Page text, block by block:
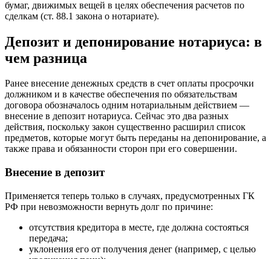
бумаг, движимых вещей в целях обеспечения расчетов по
сделкам (ст. 88.1 закона о нотариате).
Депозит и депонирование нотариуса: в
чем разница
Ранее внесение денежных средств в счет оплаты просрочки
должником и в качестве обеспечения по обязательствам
договора обозначалось одним нотариальным действием —
внесение в депозит нотариуса. Сейчас это два разных
действия, поскольку закон существенно расширил список
предметов, которые могут быть переданы на депонирование, а
также права и обязанности сторон при его совершении.
Внесение в депозит
Применяется теперь только в случаях, предусмотренных ГК
РФ при невозможности вернуть долг по причине:
отсутствия кредитора в месте, где должна состояться
передача;
уклонения его от получения денег (например, с целью